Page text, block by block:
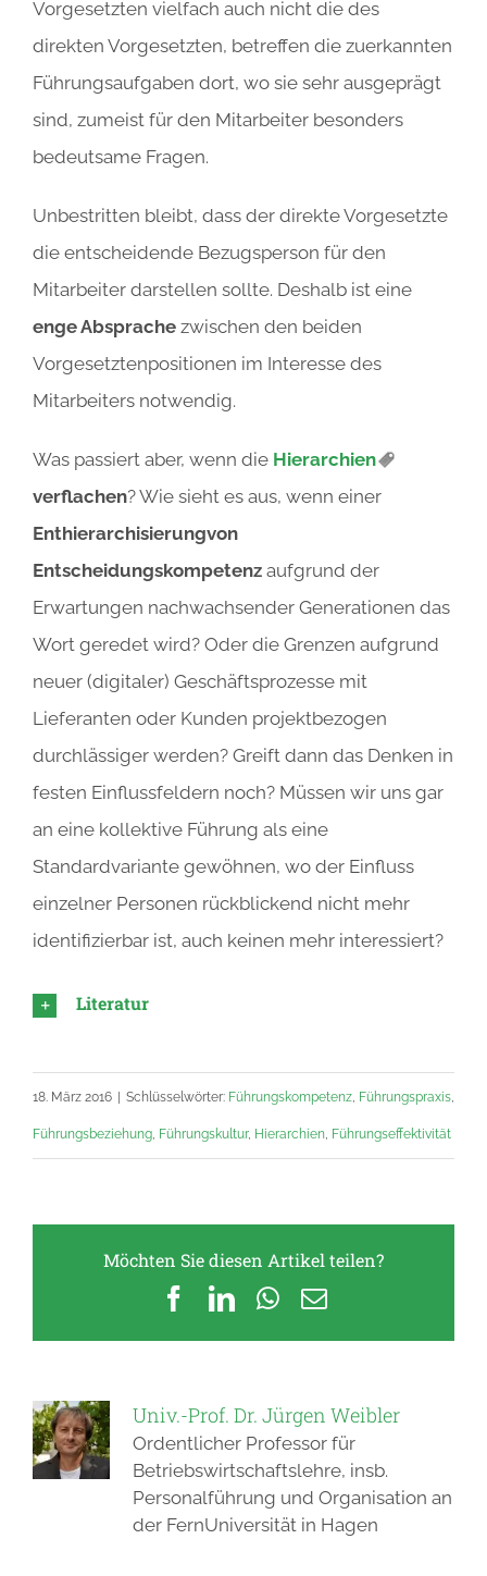
Vorgesetzten vielfach auch nicht die des
direkten Vorgesetzten, betreffen die zuerkannten
Führungsaufgaben dort, wo sie sehr ausgeprägt
sind, zumeist für den Mitarbeiter besonders
bedeutsame Fragen.
Unbestritten bleibt, dass der direkte Vorgesetzte
die entscheidende Bezugsperson für den
Mitarbeiter darstellen sollte. Deshalb ist eine
enge Absprache zwischen den beiden
Vorgesetztenpositionen im Interesse des
Mitarbeiters notwendig.
Was passiert aber, wenn die Hierarchien
verflachen? Wie sieht es aus, wenn einer
Enthierarchisierungvon
Entscheidungskompetenz aufgrund der
Erwartungen nachwachsender Generationen das
Wort geredet wird? Oder die Grenzen aufgrund
neuer (digitaler) Geschäftsprozesse mit
Lieferanten oder Kunden projektbezogen
durchlässiger werden? Greift dann das Denken in
festen Einflussfeldern noch? Müssen wir uns gar
an eine kollektive Führung als eine
Standardvariante gewöhnen, wo der Einfluss
einzelner Personen rückblickend nicht mehr
identifizierbar ist, auch keinen mehr interessiert?
Literatur
18. März 2016 Schlüsselwörter: Führungskompetenz, Führungspraxis,
Führungsbeziehung, Führungskultur, Hierarchien, Führungseffektivität
Möchten Sie diesen Artikel teilen?
Facebook
LinkedIn
WhatsApp
E-
Univ.-Prof. Dr. Jürgen Weibler
Ordentlicher Professor für
Betriebswirtschaftslehre, insb.
Personalführung und Organisation an
der FernUniversität in Hagen